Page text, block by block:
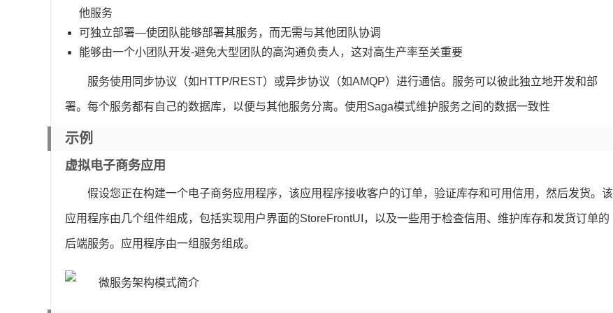
他服务
可独立部署—使团队能够部署其服务，而无需与其他团队协调
能够由一个小团队开发-避免大型团队的高沟通负责人，这对高生产率至关重要
服务使用同步协议（如HTTP/REST）或异步协议（如AMQP）进行通信。服务可以彼此独立地开发和部
署。每个服务都有自己的数据库，以便与其他服务分离。使用Saga模式维护服务之间的数据一致性
示例
虚拟电子商务应用
假设您正在构建一个电子商务应用程序，该应用程序接收客户的订单，验证库存和可用信用，然后发货。该
应用程序由几个组件组成，包括实现用户界面的StoreFrontUI，以及一些用于检查信用、维护库存和发货订单的
后端服务。应用程序由一组服务组成。